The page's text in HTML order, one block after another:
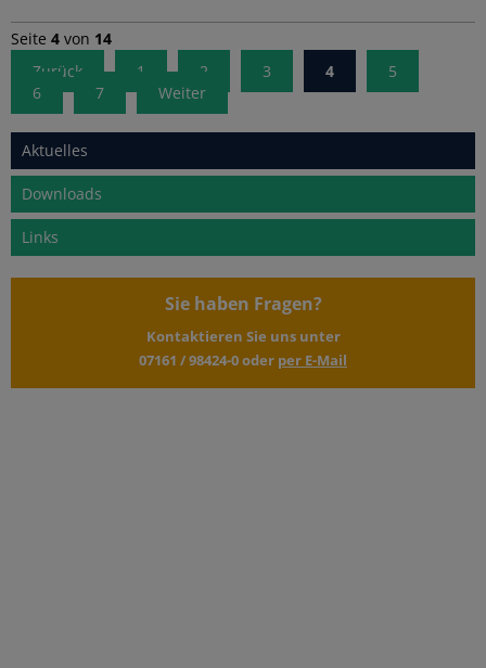
Seite 4 von 14
Zurück
1 2 3 4
5
6
7 Weiter
Aktuelles
Downloads
Links
Sie haben Fragen?
Kontaktieren Sie uns unter
07161 / 98424-0oder per E-Mail